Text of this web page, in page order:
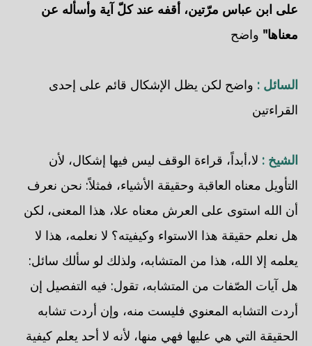
على ابن عباس مرّتين، أقفه عند كلّ آية وأسأله عن
معناها" واضح
السائل : واضح لكن يظل الإشكال قائم على إحدى
القراءتين
الشيخ : لا،أبداً، قراءة الوقف ليس فيها إشكال، لأن
التأويل معناه العاقبة وحقيقة الأشياء، فمثلاً: نحن نعرف
أن الله استوى على العرش معناه علا، هذا المعنى، لكن
هل نعلم حقيقة هذا الاستواء وكيفيته؟ لا نعلمه، هذا لا
يعلمه إلا الله، هذا من المتشابه، ولذلك لو سألك سائل:
هل آيات الصّفات من المتشابه، تقول: فيه التفصيل إن
أردت التشابه المعنوي فليست منه، وإن أردت تشابه
الحقيقة التي هي عليها فهي منها، لأنه لا أحد يعلم كيفية